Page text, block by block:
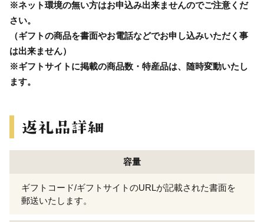
※ネット環境の無い方はお申込み出来ませんのでご注意くだ
さい。
（ギフトの商品を書面やお電話などでお申し込みいただく事
は出来ません）
※ギフトサイトに掲載の商品数・特産品は、随時変動いたし
ます。
容量
ギフトコード/ギフトサイトのURLが記載された書面を
郵送いたします。